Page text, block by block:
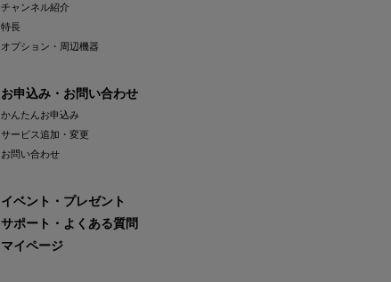
チャンネル紹介
特長
オプション・周辺機器
お申込み・お問い合わせ
かんたんお申込み
サービス追加・変更
お問い合わせ
イベント・プレゼント
サポート・よくある質問
マイページ